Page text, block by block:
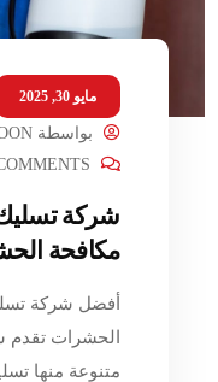
مايو 30, 2025
بواسطة
شركة
مكافحة
أفضل شركة
الحشرات تقدم
متنوعة منها